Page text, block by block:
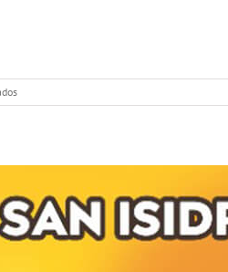
en
Actividad
Hogar
San
Antonio
Barichara